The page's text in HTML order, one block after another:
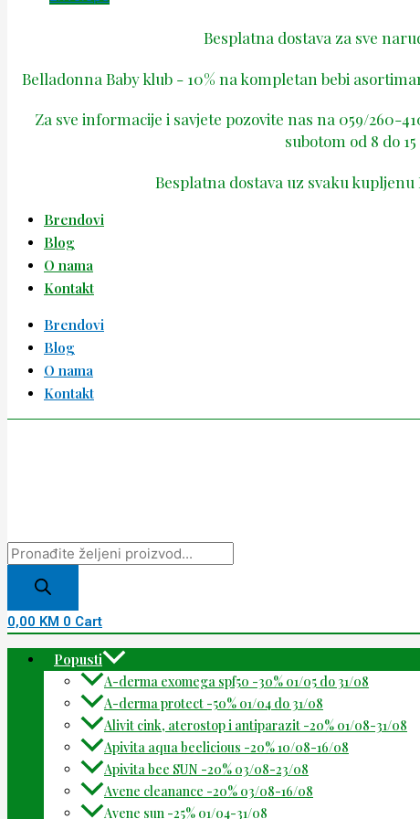
Besplatna dostava za sve
Belladonna Baby klub - 10% na kompletan bebi
Za sve informacije i savjete pozovite nas na 059/260-
subotom od 8 do 15
Besplatna dostava uz svaku
Brendovi
Blog
O nama
Kontakt
Brendovi
Blog
O nama
Kontakt
0,00 KM 0 Cart
Popusti
A-derma exomega spf50 -30% 01/05 do 31/08
A-derma protect -50% 01/04 do 31/08
Alivit cink, aterostop i antiparazit -20% 01/08-31/08
Apivita aqua beelicious -20% 10/08-16/08
Apivita bee SUN -20% 03/08-23/08
Avene cleanance -20% 03/08-16/08
Avene sun -25% 01/04-31/08